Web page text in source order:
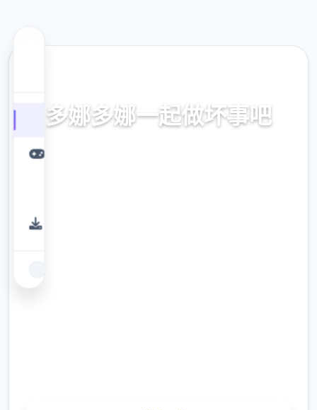
多娜多娜一起做坏事吧
官方中文，中文下载，中文入口，官网入口，